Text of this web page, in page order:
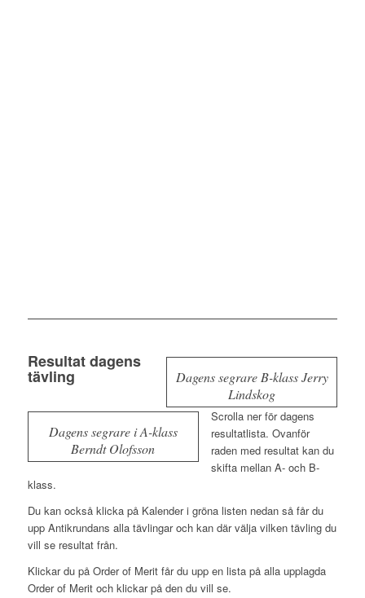
Dagens segrare B-klass Jerry
Lindskog
Dagens segrare i A-klass
Berndt Olofsson
Resultat dagens
tävling
Scrolla ner för dagens
resultatlista. Ovanför
raden med resultat kan du
skifta mellan A- och B-
klass.
Du kan också klicka på Kalender i gröna listen nedan så får du
upp Antikrundans alla tävlingar och kan där välja vilken tävling du
vill se resultat från.
Klickar du på Order of Merit får du upp en lista på alla upplagda
Order of Merit och klickar på den du vill se.